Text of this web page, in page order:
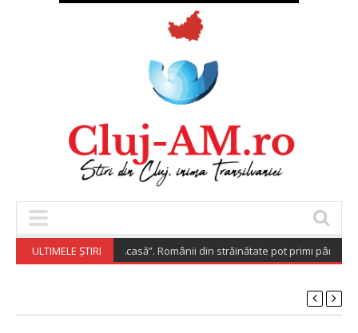
ULTIMELE ȘTIRI
Investește Acasă”. Românii din străinătate pot primi până la